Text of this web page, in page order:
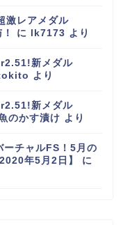
激レアメダル
に lk7173 より
新メダル
より
新メダル
のかす漬け より
チャルFS！5月の
年5月2日】
に